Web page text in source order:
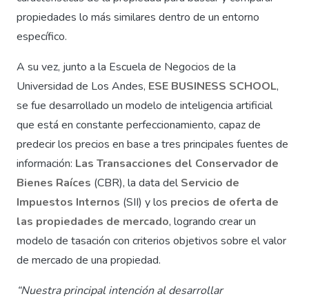
propiedades lo más similares dentro de un entorno
específico.
A su vez, junto a la Escuela de Negocios de la
Universidad de Los Andes, ESE BUSINESS SCHOOL,
se fue desarrollado un modelo de inteligencia artificial
que está en constante perfeccionamiento, capaz de
predecir los precios en base a tres principales fuentes de
información: Las Transacciones del Conservador de
Bienes Raíces (CBR), la data delServicio de
Impuestos Internos (SII) y los precios de oferta de
las propiedades de mercado, logrando crear un
modelo de tasación con criterios objetivos sobre el valor
de mercado de una propiedad.
“Nuestra principal intención al desarrollar